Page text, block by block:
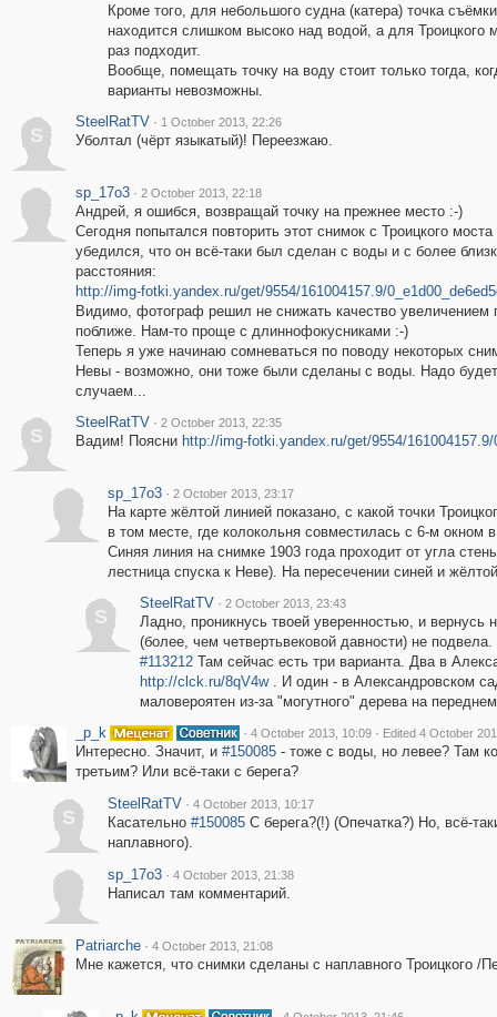
Кроме того, для небольшого судна (катера) точка съёмки
находится слишком высоко над водой, а для Троицкого
раз подходит.
Вообще, помещать точку на воду стоит только тогда,
варианты невозможны.
S
SteelRatTV · 1 October 2013, 22:26
Уболтал (чёрт языкатый)! Переезжаю.
sp_17o3 · 2 October 2013, 22:18
Андрей, я ошибся, возвращай точку на прежнее место :-)
Сегодня попытался повторить этот снимок с Троицкого моста
убедился, что он всё-таки был сделан с воды и с более
расстояния:
http://img-fotki.yandex.ru/get/9554/161004157.9/
Видимо, фотограф решил не снижать качество увеличением
поближе. Нам-то проще с длиннофокусниками :-)
Теперь я уже начинаю сомневаться по поводу некоторых
Невы - возможно, они тоже были сделаны с воды. Надо
случаем...
S
SteelRatTV · 2 October 2013, 22:35
Вадим! Поясни http://img-fotki.yandex.ru/get/9554/161004157.9/
sp_17o3 · 2 October 2013, 23:17
На карте жёлтой линией показано, с какой точки
в том месте, где колокольня совместилась с 6-м окном
Синяя линия на снимке 1903 года проходит от угла
лестница спуска к Неве). На пересечении синей и
S
SteelRatTV · 2 October 2013, 23:43
Ладно, проникнусь твоей уверенностью, и вернусь
(более, чем четвертьвековой давности) не
#113212Там сейчас есть три варианта. Два в
http://clck.ru/8qV4w. И один - в Александровском
маловероятен из-за "могутного" дерева на
_p_k
· 4 October 2013, 10:09 · Edited 4 October
Интересно. Значит, и #150085- тоже с воды, но левее? Там
третьим? Или всё-таки с берега?
S
SteelRatTV · 4 October 2013, 10:17
Касательно #150085С берега?(!) (Опечатка?) Но, всё-
наплавного).
sp_17o3 · 4 October 2013, 21:38
Написал там комментарий.
Patriarche · 4 October 2013, 21:08
Мне кажется, что снимки сделаны с наплавного Троицкого /